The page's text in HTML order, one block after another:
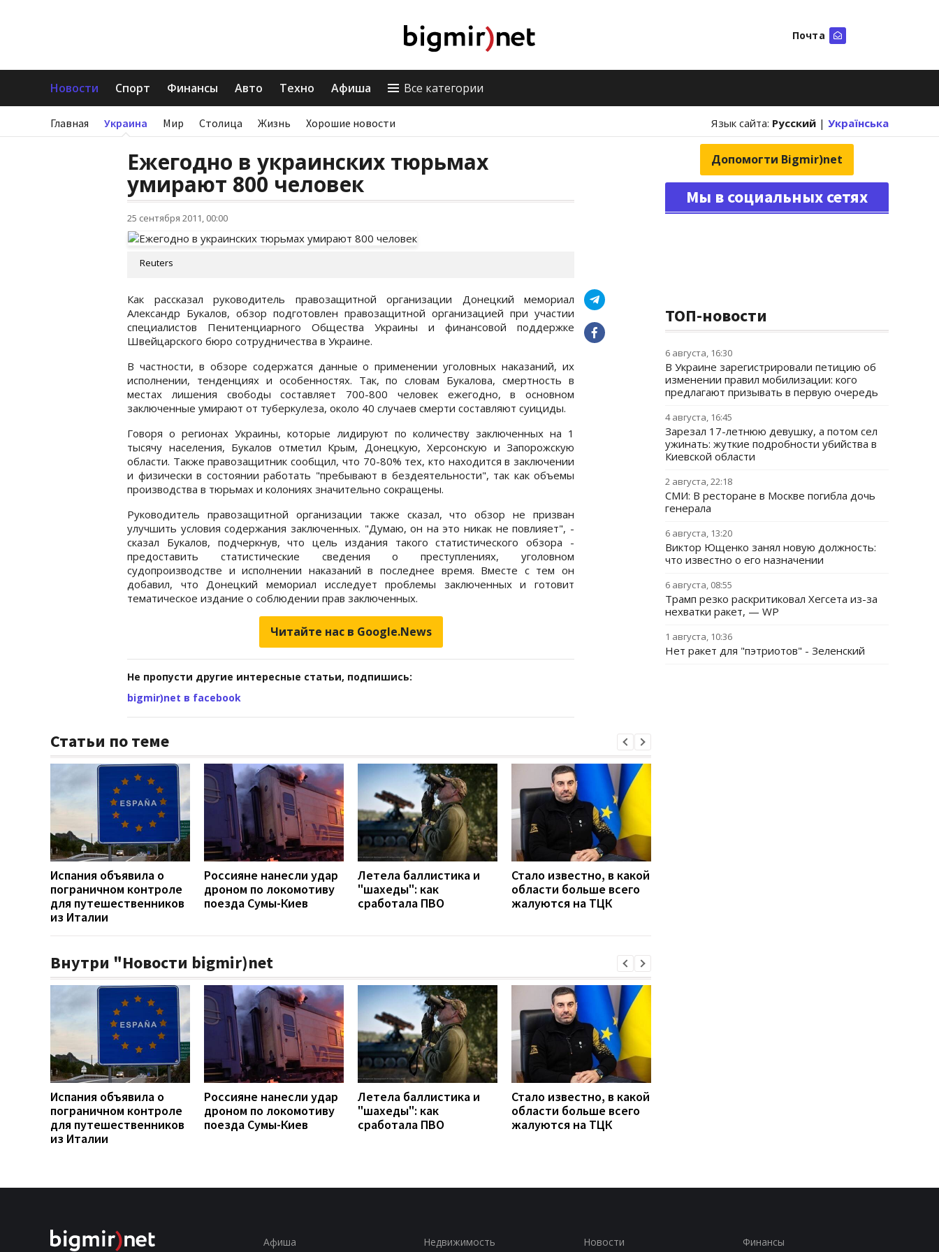
Почта
Новости Спорт Финансы Авто Техно Афиша Все категории
Главная Украина Мир Столица Жизнь Хорошие новости Язык сайта: Русский | Українська
Ежегодно в украинских тюрьмах
умирают 800 человек
25 сентября 2011, 00:00
Reuters
Как рассказал руководитель правозащитной организации Донецкий мемориал
Александр Букалов, обзор подготовлен правозащитной организацией при участии
специалистов Пенитенциарного Общества Украины и финансовой поддержке
Швейцарского бюро сотрудничества в Украине.
В частности, в обзоре содержатся данные о применении уголовных наказаний, их
исполнении, тенденциях и особенностях. Так, по словам Букалова, смертность в
местах лишения свободы составляет 700-800 человек ежегодно, в основном
заключенные умирают от туберкулеза, около 40 случаев смерти составляют суициды.
Говоря о регионах Украины, которые лидируют по количеству заключенных на 1
тысячу населения, Букалов отметил Крым, Донецкую, Херсонскую и Запорожскую
области. Также правозащитник сообщил, что 70-80% тех, кто находится в заключении
и физически в состоянии работать "пребывают в бездеятельности", так как объемы
производства в тюрьмах и колониях значительно сокращены.
Руководитель правозащитной организации также сказал, что обзор не призван
улучшить условия содержания заключенных. "Думаю, он на это никак не повлияет", -
сказал Букалов, подчеркнув, что цель издания такого статистического обзора -
предоставить статистические сведения о преступлениях, уголовном
судопроизводстве и исполнении наказаний в последнее время. Вместе с тем он
добавил, что Донецкий мемориал исследует проблемы заключенных и готовит
тематическое издание о соблюдении прав заключенных.
Читайте нас в Google.News
Не пропусти другие интересные статьи, подпишись:
bigmir)net в facebook
Статьи по теме
Испания объявила о
пограничном контроле
для путешественников
из Италии
Россияне нанесли удар
дроном по локомотиву
поезда Сумы-Киев
Летела баллистика и
"шахеды": как
сработала ПВО
Стало известно, в какой
области больше всего
жалуются на ТЦК
Внутри "Новости bigmir)net
Испания объявила о
пограничном контроле
для путешественников
из Италии
Россияне нанесли удар
дроном по локомотиву
поезда Сумы-Киев
Летела баллистика и
"шахеды": как
сработала ПВО
Стало известно, в какой
области больше всего
жалуются на ТЦК
Допомогти Bigmir)net
Мы в социальных сетях
ТОП-новости
6 августа, 16:30
В Украине зарегистрировали петицию об
изменении правил мобилизации: кого
предлагают призывать в первую очередь
4 августа, 16:45
Зарезал 17-летнюю девушку, а потом сел
ужинать: жуткие подробности убийства в
Киевской области
2 августа, 22:18
СМИ: В ресторане в Москве погибла дочь
генерала
6 августа, 13:20
Виктор Ющенко занял новую должность:
что известно о его назначении
6 августа, 08:55
Трамп резко раскритиковал Хегсета из-за
нехватки ракет, — WP
1 августа, 10:36
Нет ракет для "пэтриотов" - Зеленский
Афиша Недвижимость Новости Финансы